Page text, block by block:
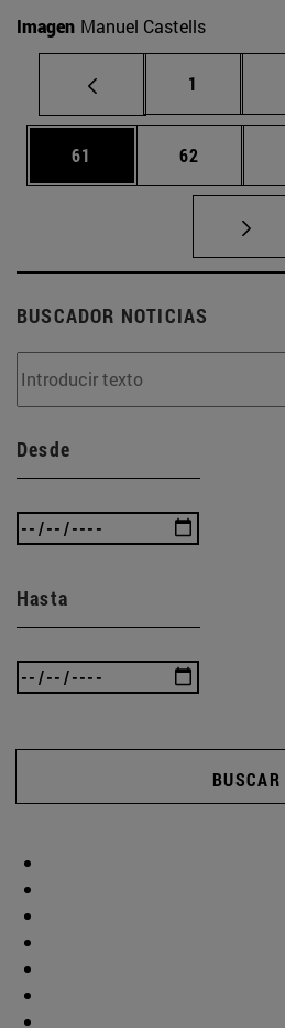
Imagen Manuel Castells
Página
1
Página
61 Página
62
BUSCADOR NOTICIAS
Desde
Hasta
BUSCAR